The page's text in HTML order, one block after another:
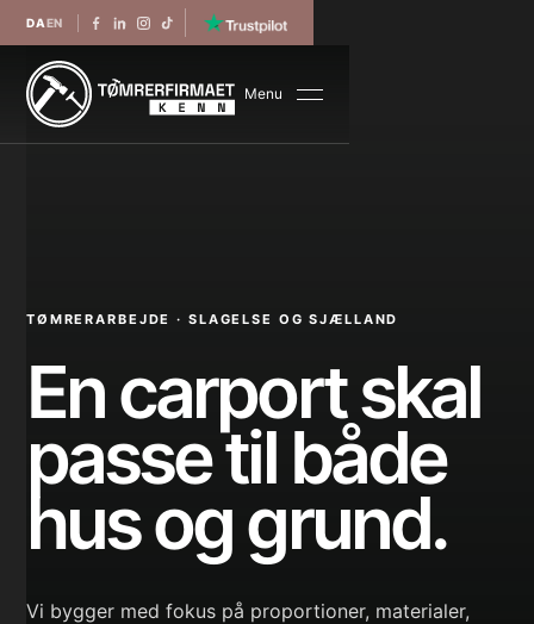
DAEN
Menu
TØMRERARBEJDE · SLAGELSE OG SJÆLLAND
En carport skal
passe til både
hus og grund.
Vi bygger med fokus på proportioner, materialer,